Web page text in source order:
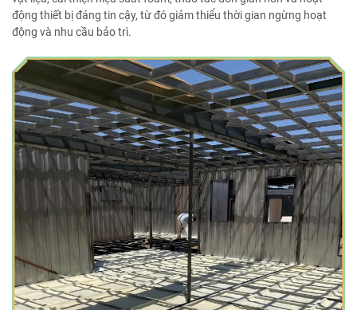
động thiết bị đáng tin cậy, từ đó giảm thiểu thời gian ngừng hoạt
động và nhu cầu bảo trì.